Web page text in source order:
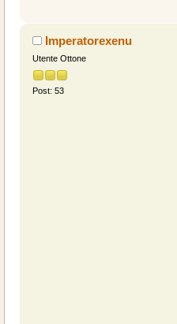
Imperatorexenu
Utente Ottone
Post: 53